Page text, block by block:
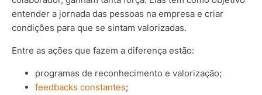
entender a jornada das pessoas na empresa e criar
condições para que se sintam valorizadas.
Entre as ações que fazem a diferença estão:
programas de reconhecimento e valorização;
feedbacks constantes;